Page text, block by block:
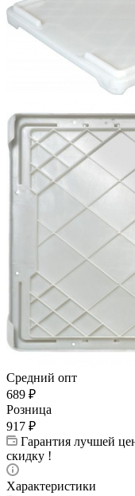
Средний опт
689 ₽
Розница
917 ₽
Гарантия лучшей
скидку !
Характеристики